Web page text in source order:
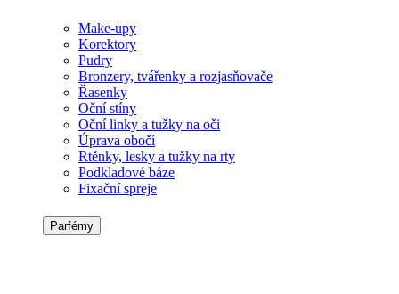
Make-upy
Korektory
Pudry
Bronzery, tvářenky a rozjasňovače
Řasenky
Oční stíny
Oční linky a tužky na oči
Úprava obočí
Rtěnky, lesky a tužky na rty
Podkladové báze
Fixační spreje
Parfémy